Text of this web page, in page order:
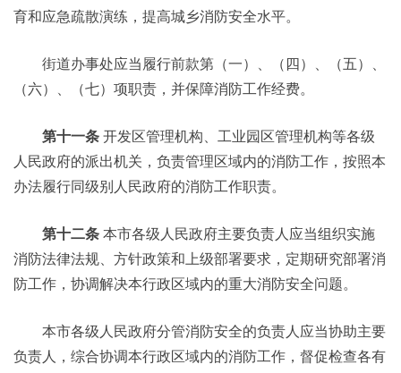
育和应急疏散演练，提高城乡消防安全水平。
街道办事处应当履行前款第（一）、（四）、（五）、
（六）、（七）项职责，并保障消防工作经费。
第十一条 开发区管理机构、工业园区管理机构等各级
人民政府的派出机关，负责管理区域内的消防工作，按照本
办法履行同级别人民政府的消防工作职责。
第十二条 本市各级人民政府主要负责人应当组织实施
消防法律法规、方针政策和上级部署要求，定期研究部署消
防工作，协调解决本行政区域内的重大消防安全问题。
本市各级人民政府分管消防安全的负责人应当协助主要
负责人，综合协调本行政区域内的消防工作，督促检查各有